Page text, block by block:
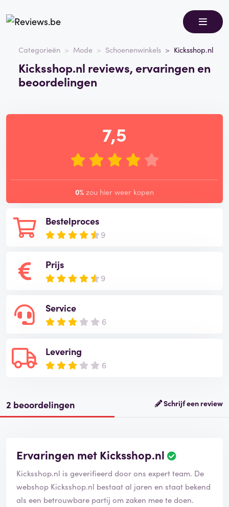
Categorieën Mode Schoenenwinkels Kicksshop.nl
Kicksshop.nl reviews, ervaringen en
beoordelingen
Bestelproces
9
Prijs
9
Service
6
Levering
6
7,5
0% zou hier weer kopen
2 beoordelingen Schrijf een review
Ervaringen met Kicksshop.nl
Kicksshop.nl is geverifieerd door ons expert team. De
webshop Kicksshop.nl bestaat al jaren en staat bekend
als een betrouwbare partij om zaken mee te doen.